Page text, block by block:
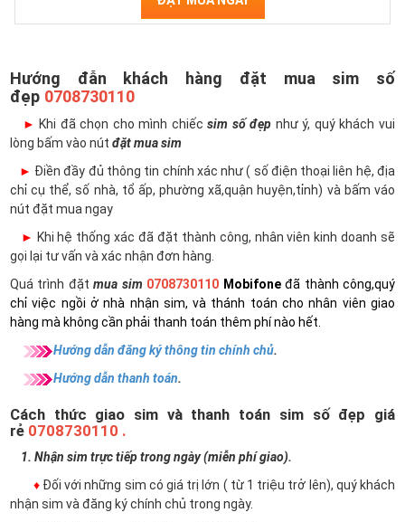
Hướng đẫn khách hàng đặt mua sim số
đẹp 0708730110
► Khi đã chọn cho mình chiếcsim số đẹp như ý, quý khách vui
lòng bấm vào nút đặt mua sim
► Điền đầy đủ thông tin chính xác như ( số điện thoại liên hệ, địa
chỉ cụ thể, số nhà, tổ ấp, phường xã,quận huyện,tỉnh) và bấm váo
nút đặt mua ngay
► Khi hệ thống xác đã đặt thành công, nhân viên kinh doanh sẽ
gọi lại tư vấn và xác nhận đơn hàng.
Quá trình đặtmua sim 0708730110 Mobifoneđã thành công,quý
chỉ việc ngồi ở nhà nhận sim, và thánh toán cho nhân viên giao
hàng mà không cần phải thanh toán thêm phí nào hết.
Hướng dẫn đăng ký thông tin chính chủ.
Hướng dẫn thanh toán.
Cách thức giao sim và thanh toán sim số đẹp giá
rẻ 0708730110 .
1. Nhận sim trực tiếp trong ngày (miễn phí giao).
♦ Đối với những sim có giá trị lớn ( từ 1 triệu trở lên), quý khách
nhận sim và đăng ký chính chủ trong ngày.